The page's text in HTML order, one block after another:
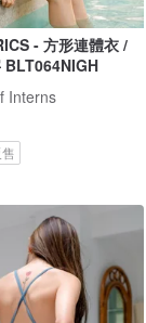
- 方形連體衣 /
Interns